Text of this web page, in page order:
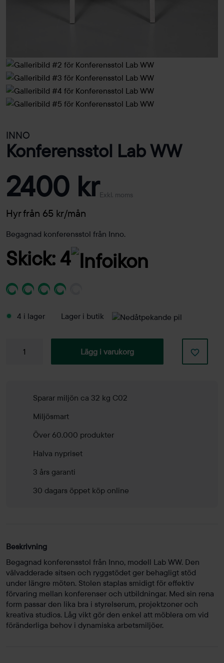
INNO
Konferensstol Lab WW
2400 krExkl. moms
Hyr från 65 kr/mån
Begagnad konferensstol från Inno.
Skick: 4
4 i lager Lager i butik
Konferensstol
Lägg i varukorg
Sparar miljön ca 32 kg C02
Miljösmart
Över 60.000 produkter
Halva nypriset
3 års garanti
30 dagars öppet köp online
Beskrivning
Begagnad konferensstol från Inno, modell Lab WW. Den
välvadderade sitsen och ryggstödet ger behagligt stöd
under längre möten. Stolen staplas smidigt för effektiv
förvaring mellan konferenser och utbildningar. Med sin rena
form passar den lika bra i styrelserum, projektzoner och
kreativa studios. Låg vikt gör den enkel att möblera om vid
föränderliga behov i dynamiska arbetsmiljöer.